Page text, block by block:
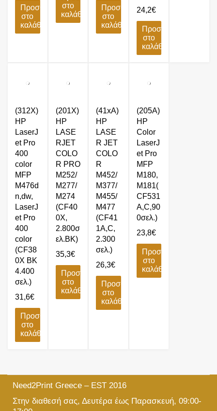
Προσθήκη
στο
καλάθι
στο
καλάθι
Προσθήκη
στο
καλάθι
24,2€
Προσθήκη
στο
καλάθι
(312X)
HP
LaserJ
et Pro
400
color
MFP
M476d
n,dw,
LaserJ
et Pro
400
color
(CF38
0X BK
4.400
σελ.)
31,6€
Προσθήκη
στο
καλάθι
(201X)
HP
LASE
RJET
COLO
R PRO
M252/
M277/
M274
(CF40
0X,
2.800σ
ελ.BK)
35,3€
Προσθήκη
στο
καλάθι
(41xA)
HP
LASE
R JET
COLO
R
M452/
M377/
M455/
M477
(CF41
1A,C,
2.300
σελ.)
26,3€
Προσθήκη
στο
καλάθι
(205A)
HP
Color
LaserJ
et Pro
MFP
M180,
M181(
CF531
A,C,90
0σελ.)
23,8€
Προσθήκη
στο
καλάθι
Need2Print Greece – EST 2016
Στην διαθεσή σας, Δευτέρα έως Παρασκευή, 09:00-